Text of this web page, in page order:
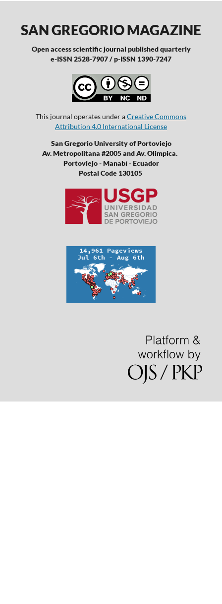
SAN GREGORIO MAGAZINE
Open access scientific journal published quarterly
e-ISSN 2528-7907 / p-ISSN 1390-7247
This journal operates under aCreative Commons
Attribution 4.0 International License
San Gregorio University of Portoviejo
Av. Metropolitana #2005 and Av. Olimpica.
Portoviejo - Manabí - Ecuador
Postal Code 130105